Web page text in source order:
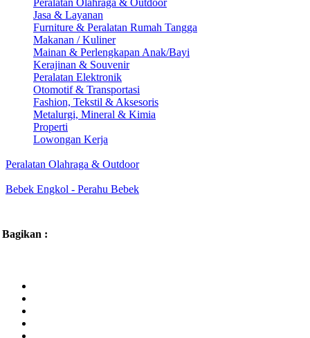
Jasa & Layanan
Furniture & Peralatan Rumah Tangga
Makanan / Kuliner
Mainan & Perlengkapan Anak/Bayi
Kerajinan & Souvenir
Peralatan Elektronik
Otomotif & Transportasi
Fashion, Tekstil & Aksesoris
Metalurgi, Mineral & Kimia
Properti
Lowongan Kerja
Peralatan Olahraga & Outdoor
Bebek Engkol - Perahu Bebek
Bagikan :